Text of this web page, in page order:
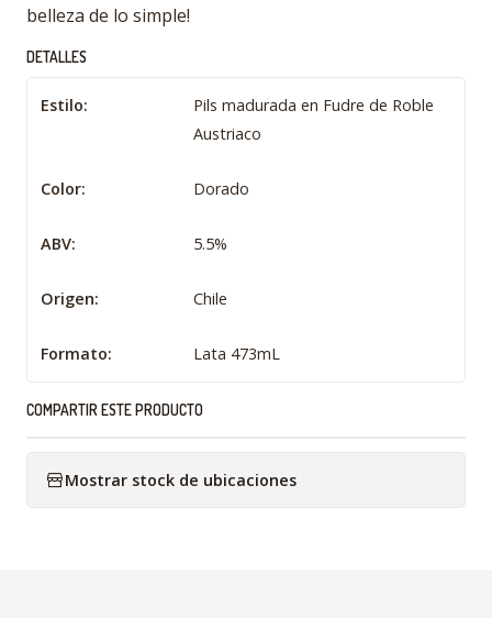
belleza de lo simple!
DETALLES
Estilo:
Pils madurada en Fudre de Roble
Austriaco
Color: Dorado
ABV: 5.5%
Origen: Chile
Formato: Lata 473mL
COMPARTIR ESTE PRODUCTO
Mostrar stock de ubicaciones